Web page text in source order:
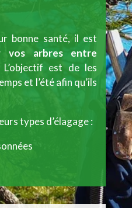
bonne santé, il est
vos arbres
entre
L’objectif est de les
et l’été afin qu’ils
types d’élagage :